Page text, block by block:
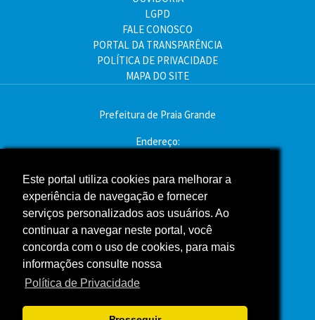
Este portal utiliza cookies para melhorar a
experiência de navegação e fornecer
serviços personalizados aos usuários. Ao
continuar a navegar neste portal, você
concorda com o uso de cookies, para mais
informações consulte nossa
Política de Privacidade
LGPD
FALE CONOSCO
PORTAL DA TRANSPARÊNCIA
POLÍTICA DE PRIVACIDADE
MAPA DO SITE
Prefeitura de Praia Grande
Endereço:
CEP: 11704-900
Telefone:(13) 3496-2000
Atendimento: segunda a sexta - das 9h às 16h
Assessoria de Imprensa
ACOMPANHE A PREFEITURA NAS REDES SOCIAIS